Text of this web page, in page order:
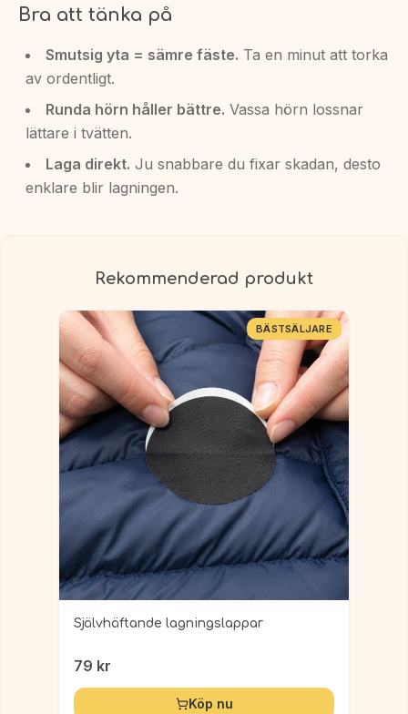
Bra att tänka på
Smutsig yta = sämre fäste. Ta en minut att torka
av ordentligt.
Runda hörn håller bättre. Vassa hörn lossnar
lättare i tvätten.
Laga direkt. Ju snabbare du fixar skadan, desto
enklare blir lagningen.
Rekommenderad produkt
BÄSTSÄLJARE
Självhäftande lagningslappar
79 kr
Köp nu